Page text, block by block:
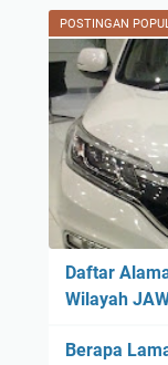
POSTINGAN
Daftar
Wilayah
Berapa